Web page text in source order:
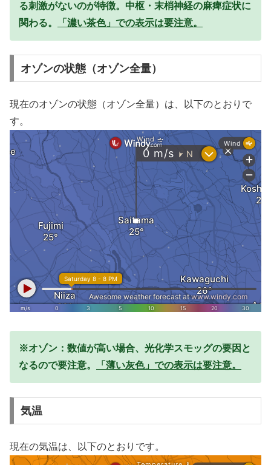
る刺激がないのが特徴。中枢・末梢神経の麻痺症状に
関わる。
「濃い茶色」での表示は要注意。
オゾンの状態（オゾン全量）
現在のオゾンの状態（オゾン全量）は、以下のとおりで
す。
※オゾン：数値が高い場合、光化学スモッグの要因と
なるので要注意。
「薄い灰色」での表示は要注意。
気温
現在の気温は、以下のとおりです。